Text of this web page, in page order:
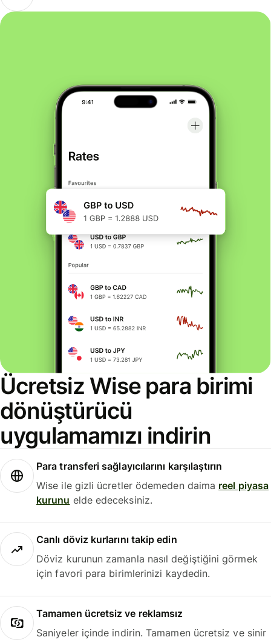
Ücretsiz Wise para birimi
dönüştürücü
uygulamamızı indirin
Para transferi sağlayıcılarını karşılaştırın
Wise ile gizli ücretler ödemeden daima reel piyasa
kurunu elde edeceksiniz.
Canlı döviz kurlarını takip edin
Döviz kurunun zamanla nasıl değiştiğini görmek
için favori para birimlerinizi kaydedin.
Tamamen ücretsiz ve reklamsız
Saniyeler içinde indirin. Tamamen ücretsiz ve sinir